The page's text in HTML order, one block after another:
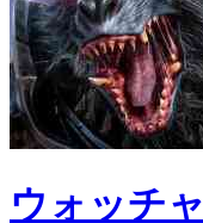
ウォッチ